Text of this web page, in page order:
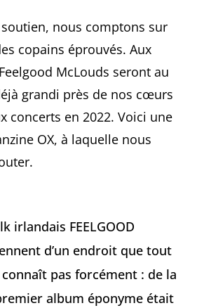
nous comptons sur
copains éprouvés. Aux
McLouds seront au
grandi près de nos cœurs
concerts en 2022. Voici une
OX, à laquelle nous
irlandais FEELGOOD
d’un endroit que tout
pas forcément : de la
album éponyme était